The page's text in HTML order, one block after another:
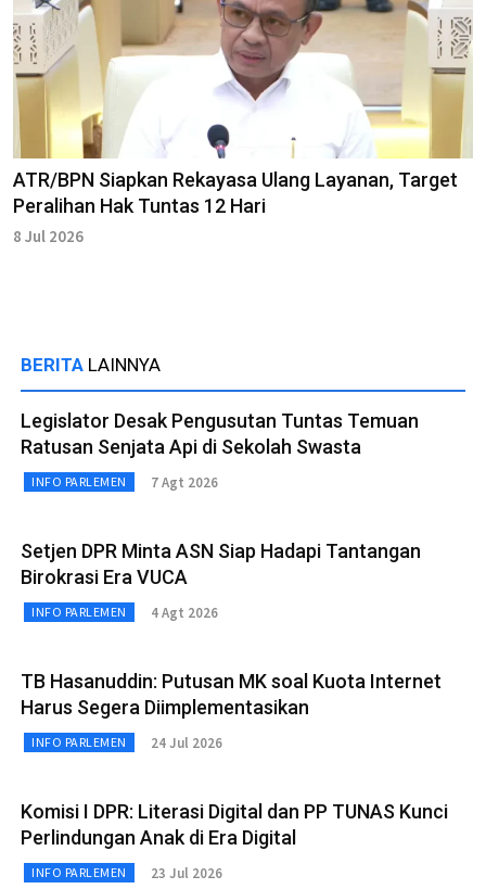
ATR/BPN Siapkan Rekayasa Ulang Layanan, Target
Peralihan Hak Tuntas 12 Hari
8 Jul 2026
BERITA LAINNYA
Legislator Desak Pengusutan Tuntas Temuan
Ratusan Senjata Api di Sekolah Swasta
INFO PARLEMEN 7 Agt 2026
Setjen DPR Minta ASN Siap Hadapi Tantangan
Birokrasi Era VUCA
INFO PARLEMEN 4 Agt 2026
TB Hasanuddin: Putusan MK soal Kuota Internet
Harus Segera Diimplementasikan
INFO PARLEMEN 24 Jul 2026
Komisi I DPR: Literasi Digital dan PP TUNAS Kunci
Perlindungan Anak di Era Digital
INFO PARLEMEN 23 Jul 2026